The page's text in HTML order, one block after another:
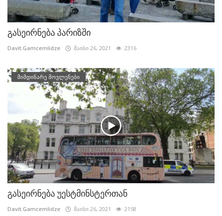
გასეირნება პარიზში
Davit.Gamcemlidze მაისი 26, 2021 2316
მიმდინარე მოვლენები
გასეირნება უესტმინსტერთან
Davit.Gamcemlidze მაისი 26, 2021 2158